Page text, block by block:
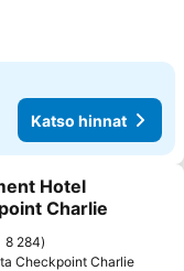
Katso hinnat
Hotel
Charlie
8 284
Checkpoint Charlie